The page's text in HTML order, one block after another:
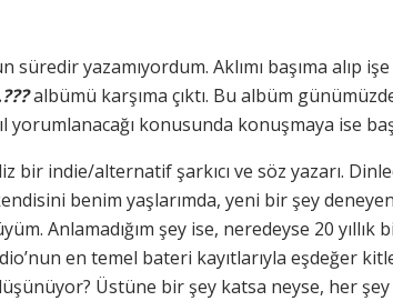
süredir yazamıyordum. Aklımı başıma alıp işe
albümü karşıma çıktı. Bu albüm
yorumlanacağı konusunda konuşmaya ise
bir indie/alternatif şarkıcı ve söz yazarı.
benim yaşlarımda, yeni bir şey
Anlamadığım şey ise, neredeyse 20
en temel bateri kayıtlarıyla eşdeğer
Üstüne bir şey katsa neyse, her